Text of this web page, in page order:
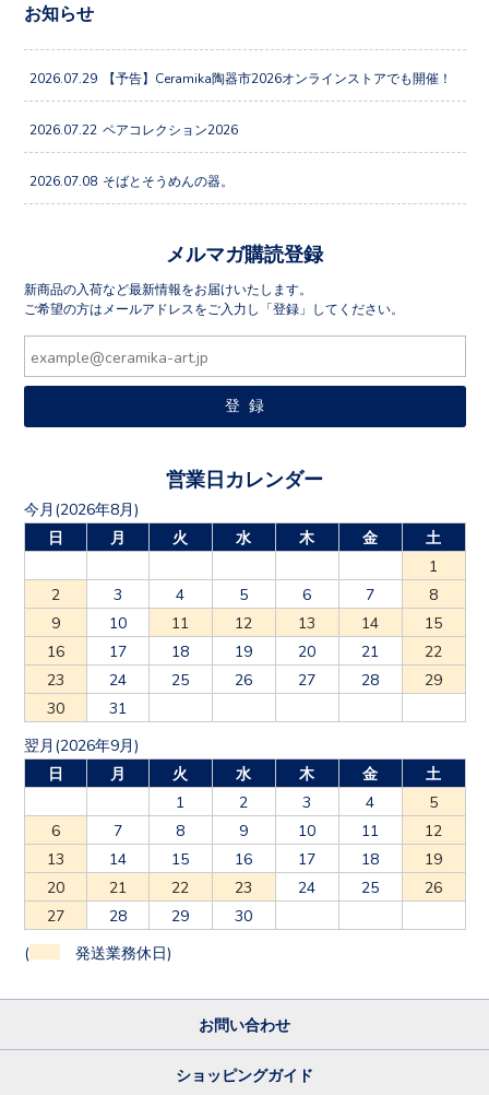
お知らせ
2026.07.29 【予告】Ceramika陶器市2026オンラインストアでも開催！
2026.07.22 ペアコレクション2026
2026.07.08 そばとそうめんの器。
メルマガ購読登録
新商品の入荷など最新情報をお届けいたします。
ご希望の方はメールアドレスをご入力し「登録」してください。
営業日カレンダー
今月(2026年8月)
日
月 火 水 木 金
土
1
2
3 4 5 6 7
8
9
10 11 12 13 14
15
16
17 18 19 20 21
22
23
24 25 26 27 28
29
30
31
翌月(2026年9月)
日
月 火 水 木 金
土
1
2 3 4
5
6
7 8 9 10 11
12
13
14 15 16 17 18
19
20
21 22 23 24 25
26
27
28 29 30
( 発送業務休日)
お問い合わせ
ショッピングガイド